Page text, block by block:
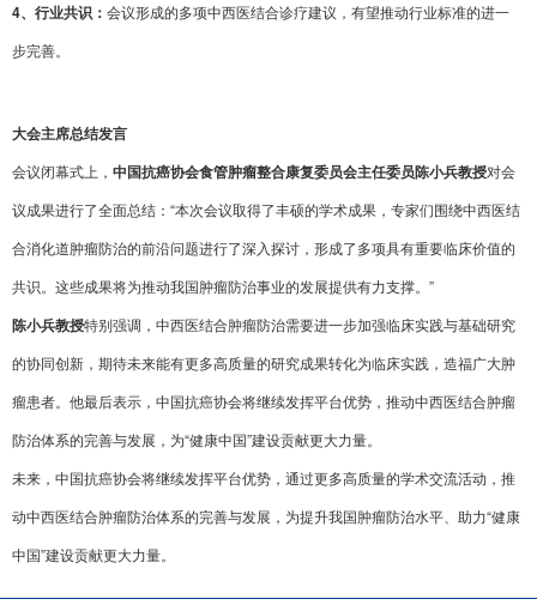
4、行业共识： 会议形成的多项中西医结合诊疗建议，有望推动行业标准的进一
步完善。
大会主席总结发言
会议闭幕式上， 中国抗癌协会食管肿瘤整合康复委员会主任委员陈小兵教授对会
议成果进行了全面总结：“本次会议取得了丰硕的学术成果，专家们围绕中西医结
合消化道肿瘤防治的前沿问题进行了深入探讨，形成了多项具有重要临床价值的
共识。这些成果将为推动我国肿瘤防治事业的发展提供有力支撑。”
陈小兵教授特别强调，中西医结合肿瘤防治需要进一步加强临床实践与基础研究
的协同创新，期待未来能有更多高质量的研究成果转化为临床实践，造福广大肿
瘤患者。他最后表示，中国抗癌协会将继续发挥平台优势，推动中西医结合肿瘤
防治体系的完善与发展，为“健康中国”建设贡献更大力量。
未来，中国抗癌协会将继续发挥平台优势，通过更多高质量的学术交流活动，推
动中西医结合肿瘤防治体系的完善与发展，为提升我国肿瘤防治水平、助力“健康
中国”建设贡献更大力量。